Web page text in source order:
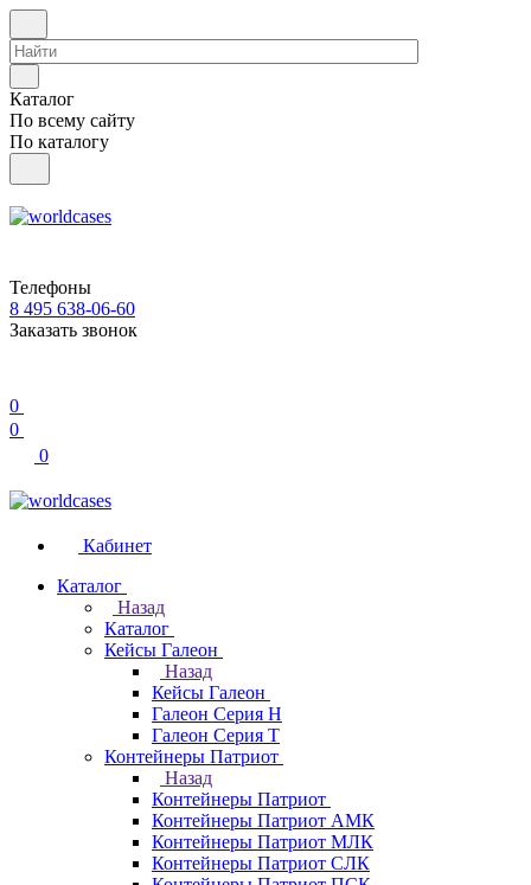
Каталог
По всему сайту
По каталогу
Телефоны
8 495 638-06-60
Заказать звонок
0
0
0
Кабинет
Каталог
Назад
Каталог
Кейсы Галеон
Назад
Кейсы Галеон
Галеон Серия Н
Галеон Серия Т
Контейнеры Патриот
Назад
Контейнеры Патриот
Контейнеры Патриот АМК
Контейнеры Патриот МЛК
Контейнеры Патриот CЛК